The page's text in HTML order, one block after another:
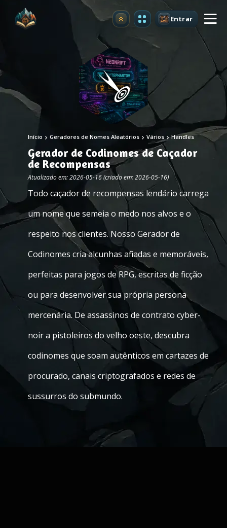
Atualizar Entrar
Início Geradores de Nomes Aleatórios Vários Handles
Gerador de Codinomes de Caçador
de Recompensas
Atualizado em: 2026-05-16 (criado em: 2026-05-16)
Todo caçador de recompensas lendário carrega
um nome que semeia o medo nos alvos e o
respeito nos clientes. Nosso Gerador de
Codinomes cria alcunhas afiadas e memoráveis,
perfeitas para jogos de RPG, escritas de ficção
ou para desenvolver sua própria persona
mercenária. De assassinos de contrato cyber-
noir a pistoleiros do velho oeste, descubra
codinomes que soam autênticos em cartazes de
procurado, canais criptografados e redes de
sussurros do submundo.